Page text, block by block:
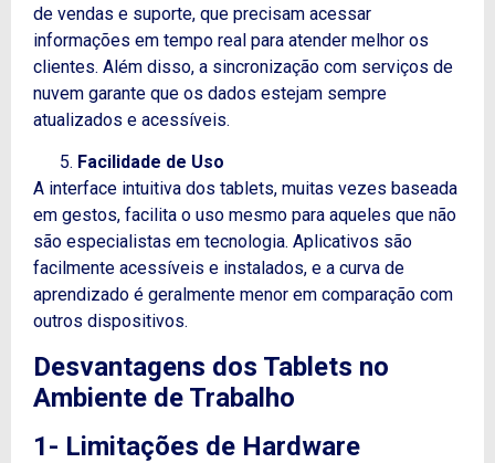
de vendas e suporte, que precisam acessar
informações em tempo real para atender melhor os
clientes. Além disso, a sincronização com serviços de
nuvem garante que os dados estejam sempre
atualizados e acessíveis.
Facilidade de Uso
A interface intuitiva dos tablets, muitas vezes baseada
em gestos, facilita o uso mesmo para aqueles que não
são especialistas em tecnologia. Aplicativos são
facilmente acessíveis e instalados, e a curva de
aprendizado é geralmente menor em comparação com
outros dispositivos.
Desvantagens dos Tablets no
Ambiente de Trabalho
1- Limitações de Hardware